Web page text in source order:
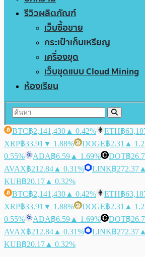
รีวิวผลิตภัณฑ์
เว็บซื้อขาย
กระเป๋าเก็บเหรียญ
เครื่องขุด
เว็บขุดแบบ Cloud Mining
ห้องเรียน
BTC฿2,141,430 ▲ 0.42% ETH฿
XRP฿33.91 ▼ 1.88% DOGE฿2.31 ▲
0.55%
ADA฿6.59 ▲ 1.69% DOT฿
AVAX฿212.84 ▲ 0.31% LINK฿272.37
KUB฿20.17 ▲ 0.32%
BTC฿2,141,430 ▲ 0.42% ETH฿
XRP฿33.91 ▼ 1.88% DOGE฿2.31 ▲
0.55%
ADA฿6.59 ▲ 1.69% DOT฿
AVAX฿212.84 ▲ 0.31% LINK฿272.37
KUB฿20.17 ▲ 0.32%